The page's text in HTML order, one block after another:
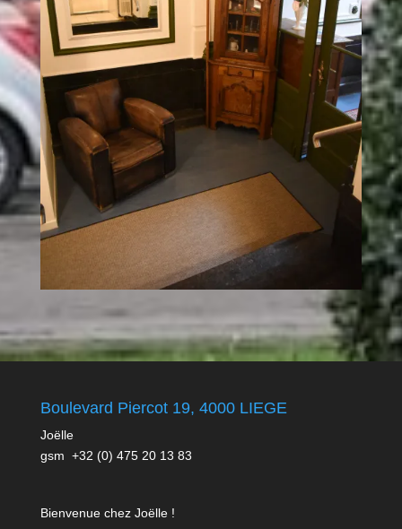
Boulevard Piercot 19, 4000 LIEGE
Joëlle
gsm +32 (0) 475 20 13 83
Bienvenue chez Joëlle !